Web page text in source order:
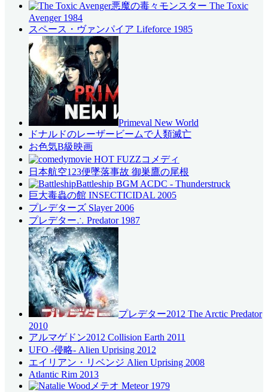
悪魔の毒々モンスター The Toxic
Avenger 1984
スペース・ヴァンパイア Lifeforce 1985
Primeval New World
ドナルドのレーザービームで人類滅亡
お色気B級映画
コメディ
日本航空123便墜落事故 御巣鷹の尾根
Battleship BGM ACDC - Thunderstruck
巨大毒蟲の館 INSECTICIDAL 2005
プレデターズ Slayer 2006
プレデター∴ Predator 1987
プレデター2012 The Arctic Predator
2010
アルマゲドン2012 Collision Earth 2011
UFO -侵略- Alien Uprising 2012
エイリアン・リベンジ Alien Uprising 2008
Atlantic Rim 2013
メテオ Meteor 1979